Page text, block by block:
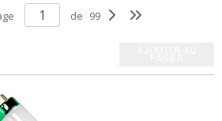
de 99